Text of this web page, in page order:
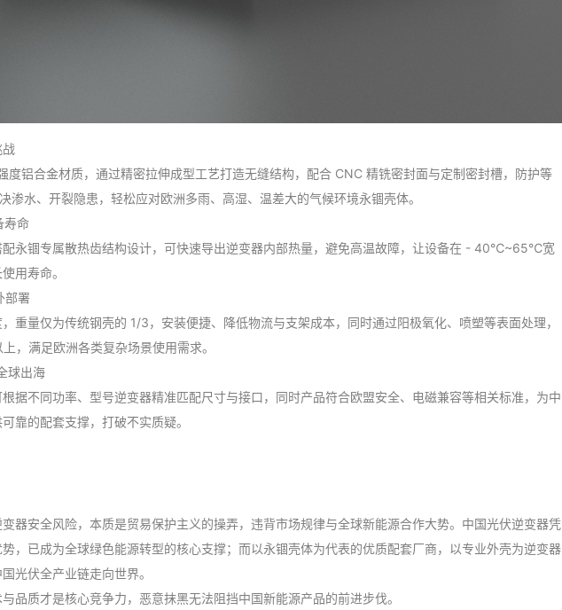
战
度铝合金材质，通过精密拉伸成型工艺打造无缝结构，配合 CNC 精铣密封面与定制密封槽，防护等
渗水、开裂隐患，轻松应对欧洲多雨、高湿、温差大的气候环境永锢壳体。
寿命
配永锢专属散热齿结构设计，可快速导出逆变器内部热量，避免高温故障，让设备在 - 40℃~65℃宽
用寿命。
部署
重量仅为传统钢壳的 1/3，安装便捷、降低物流与支架成本，同时通过阳极氧化、喷塑等表面处理，
，满足欧洲各类复杂场景使用需求。
球出海
据不同功率、型号逆变器精准匹配尺寸与接口，同时产品符合欧盟安全、电磁兼容等相关标准，为中
靠的配套支撑，打破不实质疑。
器安全风险，本质是贸易保护主义的操弄，违背市场规律与全球新能源合作大势。中国光伏逆变器凭
，已成为全球绿色能源转型的核心支撑；而以永锢壳体为代表的优质配套厂商，以专业外壳为逆变器
光伏全产业链走向世界。
品质才是核心竞争力，恶意抹黑无法阻挡中国新能源产品的前进步伐。